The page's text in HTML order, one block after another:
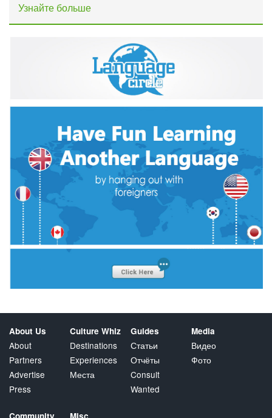
Узнайте больше
About Us
About
Partners
Advertise
Press
Culture Whiz
Destinations
Experiences
Места
Guides
Статьи
Отчёты
Consult
Wanted
Media
Видео
Фото